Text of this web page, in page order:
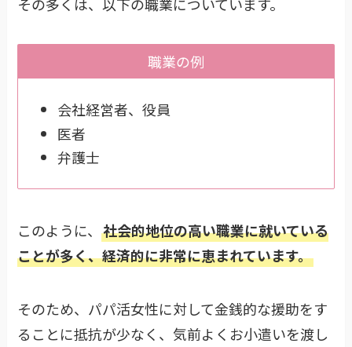
職業の例
会社経営者、役員
医者
弁護士
このように、社会的地位の高い職業に就いている
ことが多く、経済的に非常に恵まれています。
そのため、パパ活女性に対して金銭的な援助をす
ることに抵抗が少なく、気前よくお小遣いを渡し